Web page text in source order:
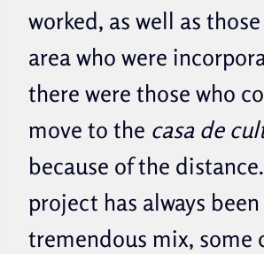
worked, as well as
area who were
there were those who
move to the casa de
because of the
project has always been
tremendous mix, some